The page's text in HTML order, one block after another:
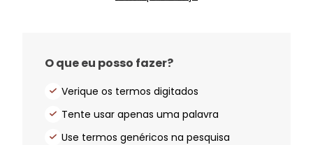
O que eu posso fazer?
Verique os termos digitados
Tente usar apenas uma palavra
Use termos genéricos na pesquisa